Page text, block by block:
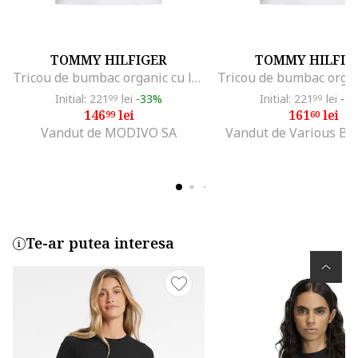
TOMMY HILFIGER
Tricou de bumbac organic cu logo discret, Alb
Initial: 221 99 lei -33%
14699lei
Vandut de MODIVO SA
TOMMY
Initial: 221 99 lei -
16160lei
Vandut de Various
Te-ar putea interesa